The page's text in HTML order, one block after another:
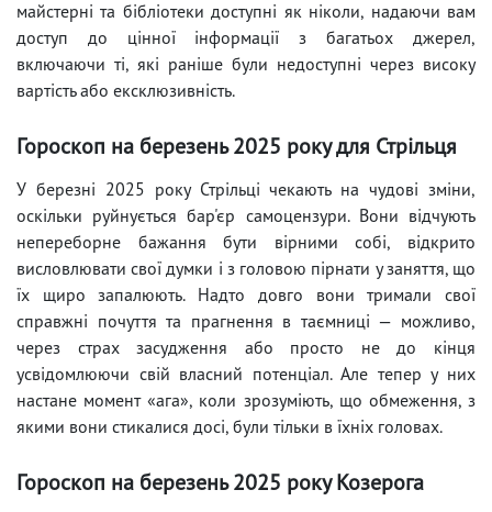
майстерні та бібліотеки доступні як ніколи, надаючи вам
доступ до цінної інформації з багатьох джерел,
включаючи ті, які раніше були недоступні через високу
вартість або ексклюзивність.
Гороскоп на березень 2025 року для Стрільця
У березні 2025 року Стрільці чекають на чудові зміни,
оскільки руйнується бар'єр самоцензури. Вони відчують
непереборне бажання бути вірними собі, відкрито
висловлювати свої думки і з головою пірнати у заняття, що
їх щиро запалюють. Надто довго вони тримали свої
справжні почуття та прагнення в таємниці — можливо,
через страх засудження або просто не до кінця
усвідомлюючи свій власний потенціал. Але тепер у них
настане момент «ага», коли зрозуміють, що обмеження, з
якими вони стикалися досі, були тільки в їхніх головах.
Гороскоп на березень 2025 року Козерога